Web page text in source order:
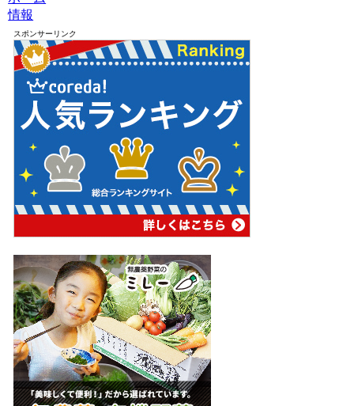
情報
スポンサーリンク